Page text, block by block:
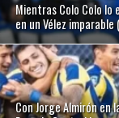
Mientras Colo Colo lo
en un Vélez
Con Jorge Almirón en